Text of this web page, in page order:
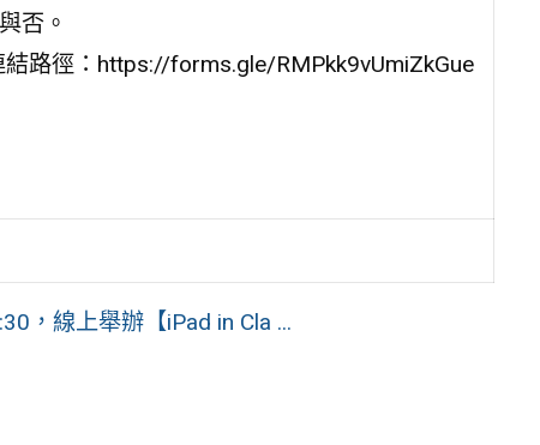
否。
路徑：https://forms.gle/RMPkk9vUmiZkGue
，線上舉辦【iPad in Cla ...